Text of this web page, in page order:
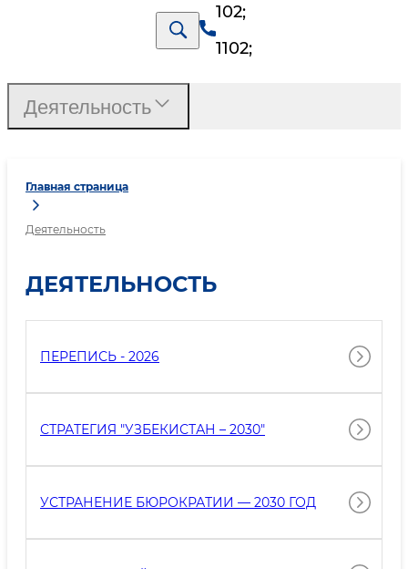
102;
1102;
Главная страница
Деятельность
ДЕЯТЕЛЬНОСТЬ
ПЕРЕПИСЬ - 2026
СТРАТЕГИЯ "УЗБЕКИСТАН – 2030"
УСТРАНЕНИЕ БЮРОКРАТИИ — 2030 ГОД
Деятельность